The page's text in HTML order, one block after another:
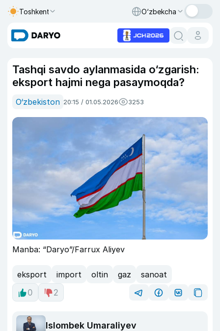
Toshkent O‘zbekcha
Tashqi savdo aylanmasida o‘zgarish:
eksport hajmi nega pasaymoqda?
O‘zbekiston 20:15 / 01.05.2026 3253
Manba: “Daryo”/Farrux Aliyev
eksport import oltin gaz
sanoat
0
2
Islombek Umaraliyev